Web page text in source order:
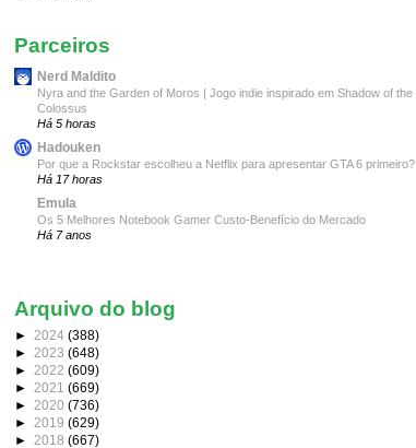
Parceiros
Nerd Maldito
Nyra and the Garden of Moros | Jogo indie inspirado em Shadow of the
Colossus
Há 5 horas
Hadouken
Por que a Rockstar escolheu a Netflix para apresentar GTA 6 primeiro?
Há 17 horas
Emula
Os 5 Melhores Notebook Gamer Custo-Benefício do Mercado
Há 7 anos
Arquivo do blog
► 2024 (388)
► 2023 (648)
► 2022 (609)
► 2021 (669)
► 2020 (736)
► 2019 (629)
► 2018 (667)